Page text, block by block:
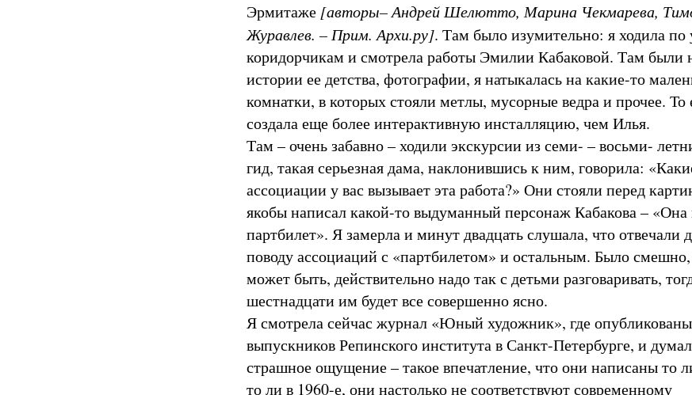
Эрмитаже [авторы–Андрей Шелютто, Марина Чекмарева,
Журавлев. – Прим. Архи.ру]. Там было изумительно: я ходила по
коридорчикам и смотрела работы Эмилии Кабаковой. Там были
истории ее детства, фотографии, я натыкалась на какие-то
комнатки, в которых стояли метлы, мусорные ведра и прочее. То
создала еще более интерактивную инсталляцию, чем Илья.
Там – очень забавно – ходили экскурсии из семи- – восьми-
гид, такая серьезная дама, наклонившись к ним, говорила:
ассоциации у вас вызывает эта работа?» Они стояли перед
якобы написал какой-то выдуманный персонаж Кабакова – «Она
партбилет». Я замерла и минут двадцать слушала, что отвечали
поводу ассоциаций с «партбилетом» и остальным. Было
может быть, действительно надо так с детьми разговаривать,
шестнадцати им будет все совершенно ясно.
Я смотрела сейчас журнал «Юный художник», где
выпускников Репинского института в Санкт-Петербурге, и
страшное ощущение – такое впечатление, что они написаны то
то ли в 1960-е, они настолько не соответствуют современному